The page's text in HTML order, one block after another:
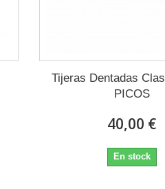
Tijeras Dentadas
PICOS
40,00 €
En stock